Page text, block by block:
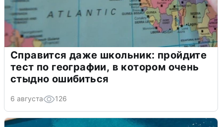
Справится даже школьник: пройдите
тест по географии, в котором очень
стыдно ошибиться
6 августа 126